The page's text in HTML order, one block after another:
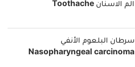
الم الاسنان Toothache
سرطان البلعوم الأنفي
Nasopharyngeal carcinoma